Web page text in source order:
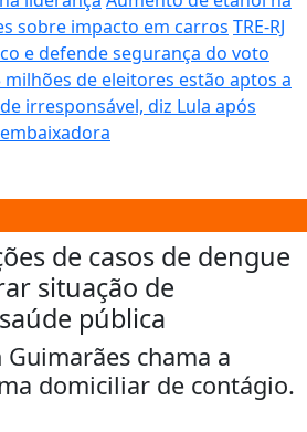
sobre impacto em carros TRE-RJ
e defende segurança do voto
milhões de eleitores estão aptos a
irresponsável, diz Lula após
de casos de dengue
situação de
pública
chama a
domiciliar de contágio.